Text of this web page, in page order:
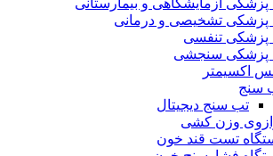
پزشکی آزمایشگاهی و بیمارستانی
پزشکی تشخیصی و درمانی
پزشکی تنفسی
پزشکی سنجشی
اکسیمتر
سنج
تب سنج دیجیتال
وزن کشی
تست قند خون